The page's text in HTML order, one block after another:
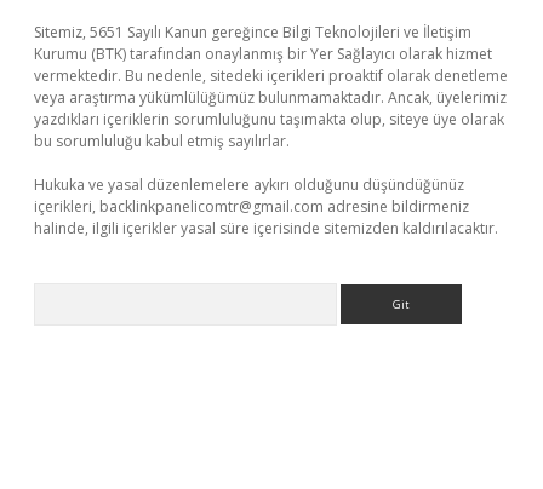
Sitemiz, 5651 Sayılı Kanun gereğince Bilgi Teknolojileri ve İletişim
Kurumu (BTK) tarafından onaylanmış bir Yer Sağlayıcı olarak hizmet
vermektedir. Bu nedenle, sitedeki içerikleri proaktif olarak denetleme
veya araştırma yükümlülüğümüz bulunmamaktadır. Ancak, üyelerimiz
yazdıkları içeriklerin sorumluluğunu taşımakta olup, siteye üye olarak
bu sorumluluğu kabul etmiş sayılırlar.
Hukuka ve yasal düzenlemelere aykırı olduğunu düşündüğünüz
içerikleri, backlinkpanelicomtr@gmail.com adresine bildirmeniz
halinde, ilgili içerikler yasal süre içerisinde sitemizden kaldırılacaktır.